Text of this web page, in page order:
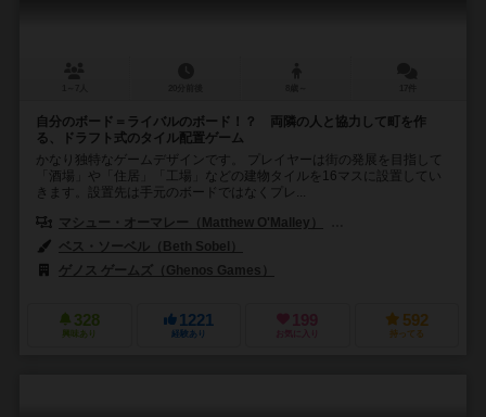
自分のボード＝ライバルのボード！？ 両隣の人と協力して町を作
る、ドラフト式のタイル配置ゲーム
かなり独特なゲームデザインです。 プレイヤーは街の発展を目指して
「酒場」や「住居」「工場」などの建物タイルを16マスに設置してい
きます。設置先は手元のボードではなくプレ...
マシュー・オーマレー（Matthew O'Malley）
ベス・ソーベル（Beth Sobel）
ゲノス ゲームズ（Ghenos Games）
328
興味あり
1221
経験あり
199
お気に入り
592
持ってる